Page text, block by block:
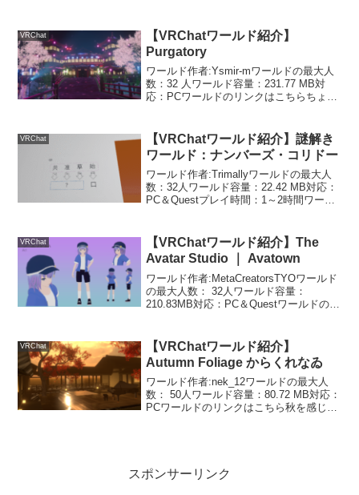
無料配布しているので、これを使って表
情メニ...
VRChat
【VRChatワールド紹介】
Purgatory
ワールド作者:Ysmir-mワールドの最大人
数：32 人ワールド容量：231.77 MB対
応：PCワールドのリンクはこちらちょっ
行ってみたのですが、最初は暗くて静か
な公...
VRChat
【VRChatワールド紹介】謎解き
ワールド：ナンバーズ・コリドー
ワールド作者:Trimallyワールドの最大人
数：32人ワールド容量：22.42 MB対応：
PC＆Questプレイ時間：1～2時間ワール
はローカルです。QvPenで書い...
VRChat
【VRChatワールド紹介】The
Avatar Studio ｜ Avatown
ワールド作者:MetaCreatorsTYOワールド
の最大人数： 32人ワールド容量：
210.83MB対応：PC＆Questワールドのリ
テストの部屋があるアバターテストワ...
VRChat
【VRChatワールド紹介】
Autumn Foliage からくれなゐ
ワールド作者:nek_12ワールドの最大人
数： 50人ワールド容量：80.72 MB対応：
PCワールドのリンクはこちら秋を感じる
スポンサーリンク